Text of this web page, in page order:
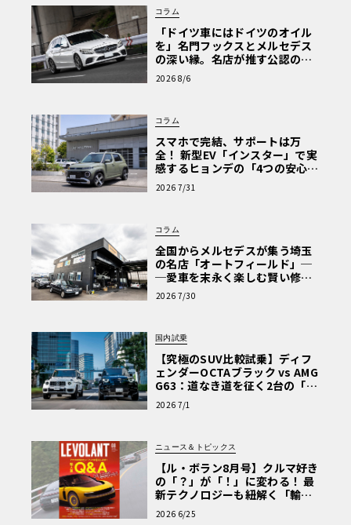
コラム
「ドイツ車にはドイツのオイル
を」名門フックスとメルセデス
の深い縁。名店が推す公認の安
心と、Cクラスで味わうシルキー
な走り〈PR〉
2026 8/6
コラム
スマホで完結、サポートは万
全！ 新型EV「インスター」で実
感するヒョンデの「4つの安心」
【第1回・ヒョンデ6つの疑問：
Why? Hyundai?】〈PR〉
2026 7/31
コラム
全国からメルセデスが集う埼玉
の名店「オートフィールド」─
─愛車を末永く楽しむ賢い修理
術と、プロがフックス製オイル
を選ぶ理由〈PR〉
2026 7/30
国内試乗
【究極のSUV比較試乗】ディフ
ェンダーOCTAブラック vs AMG
G63：道なき道を征く2台の「対
極的アプローチ」
2026 7/1
ニュース＆トピックス
【ル・ボラン8月号】クルマ好き
の「？」が「！」に変わる！ 最
新テクノロジーも紐解く「輸入
車Q&A」
2026 6/25